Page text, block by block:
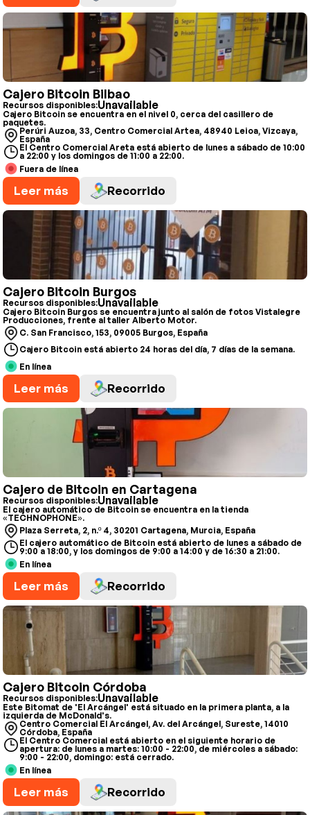
Cajero Bitcoin Bilbao
Recursos disponibles:Unavailable
Cajero Bitcoin se encuentra en el nivel 0, cerca del casillero de
paquetes.
Perúri Auzoa, 33, Centro Comercial Artea, 48940 Leioa, Vizcaya,
España
El Centro Comercial Areta está abierto de lunes a sábado de 10:00
a 22:00 y los domingos de 11:00 a 22:00.
Fuera de línea
Leer más Recorrido
Cajero Bitcoin Burgos
Recursos disponibles:Unavailable
Cajero Bitcoin Burgos se encuentra junto al salón de fotos Vistalegre
Producciones, frente al taller Alberto Motor.
C. San Francisco, 153, 09005 Burgos, España
Cajero Bitcoin está abierto 24 horas del día, 7 días de la semana.
En línea
Leer más Recorrido
Cajero de Bitcoin en Cartagena
Recursos disponibles:Unavailable
El cajero automático de Bitcoin se encuentra en la tienda
«TECHNOPHONE».
Plaza Serreta, 2, n.º 4, 30201 Cartagena, Murcia, España
El cajero automático de Bitcoin está abierto de lunes a sábado de
9:00 a 18:00, y los domingos de 9:00 a 14:00 y de 16:30 a 21:00.
En línea
Leer más Recorrido
Cajero Bitcoin Córdoba
Recursos disponibles:Unavailable
Este Bitomat de 'El Arcángel' está situado en la primera planta, a la
izquierda de McDonald's.
Centro Comercial El Arcángel, Av. del Arcángel, Sureste, 14010
Córdoba, España
El Centro Comercial está abierto en el siguiente horario de
apertura: de lunes a martes: 10:00 - 22:00, de miércoles a sábado:
9:00 - 22:00, domingo: está cerrado.
En línea
Leer más Recorrido